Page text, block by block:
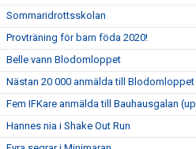
Sommaridrottsskolan
Provträning för barn föda 2020!
Belle vann Blodomloppet
Nästan 20 000 anmälda till
Fem IFKare anmälda till Bauhausgalan
Hannes nia i Shake Out Run